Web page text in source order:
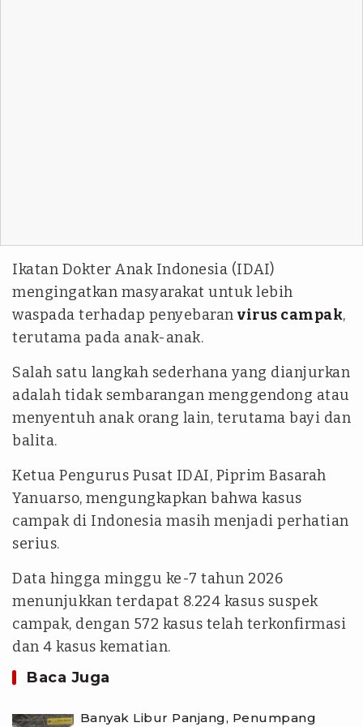
Ikatan Dokter Anak Indonesia (IDAI)
mengingatkan masyarakat untuk lebih
waspada terhadap penyebaran virus campak,
terutama pada anak-anak.
Salah satu langkah sederhana yang dianjurkan
adalah tidak sembarangan menggendong atau
menyentuh anak orang lain, terutama bayi dan
balita.
Ketua Pengurus Pusat IDAI, Piprim Basarah
Yanuarso, mengungkapkan bahwa kasus
campak di Indonesia masih menjadi perhatian
serius.
Data hingga minggu ke-7 tahun 2026
menunjukkan terdapat 8.224 kasus suspek
campak, dengan 572 kasus telah terkonfirmasi
dan 4 kasus kematian.
Baca Juga
Banyak Libur Panjang, Penumpang